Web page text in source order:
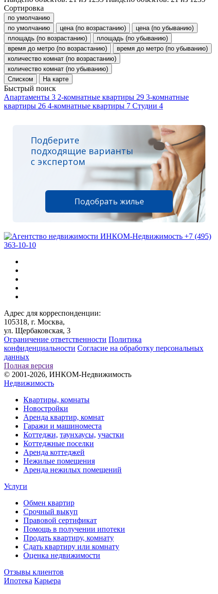
Сортировка
по умолчанию
по умолчанию
цена (по возрастанию)
цена (по убыванию)
площадь (по возрастанию)
площадь (по убыванию)
время до метро (по возрастанию)
время до метро (по убыванию)
количество комнат (по возрастанию)
количество комнат (по убыванию)
Списком
На карте
Быстрый поиск
Апартаменты 3 2-комнатные квартиры 29 3-комнатные
квартиры 26 4-комнатные квартиры 7 Студии 4
Подберите
подходящие варианты
с экспертом
Подобрать жилье
+7 (495)
363-10-10
Адрес для корреспонденции:
105318, г. Москва,
ул. Щербаковская, 3
Ограничение ответственности Политика
конфиденциальности Согласие на обработку персональных
данных
Полная версия
© 2001-2026, ИНКОМ-Недвижимость
Недвижимость
Квартиры, комнаты
Новостройки
Аренда квартир, комнат
Гаражи и машиноместа
Коттеджи, таунхаусы, участки
Коттеджные поселки
Аренда коттеджей
Нежилые помещения
Аренда нежилых помещений
Услуги
Обмен квартир
Срочный выкуп
Правовой сертификат
Помощь в получении ипотеки
Продать квартиру, комнату
Сдать квартиру или комнату
Оценка недвижимости
Отзывы клиентов
Ипотека Карьера